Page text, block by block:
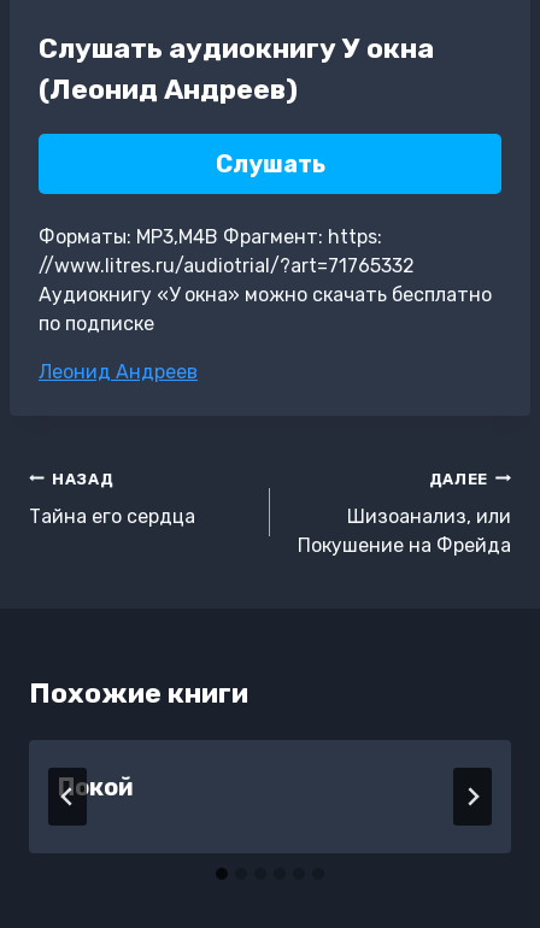
Слушать аудиокнигу У окна
(Леонид Андреев)
Слушать
Форматы: MP3,M4B Фрагмент: https:
//www.litres.ru/audiotrial/?art=71765332
Аудиокнигу «У окна» можно скачать бесплатно
по подписке
Метки
Леонид Андреев
Навигация
по
НАЗАД
Тайна его сердца
ДАЛЕЕ
Шизоанализ, или
Покушение на Фрейда
Похожие книги
Покой